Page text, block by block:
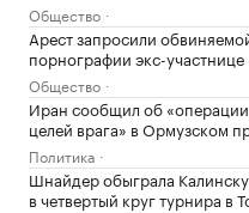
Общество
Арест запросили
порнографии экс-
Общество
Иран сообщил об
целей врага» в Ормузском
Политика
Шнайдер обыграла
в четвертый круг турнира в